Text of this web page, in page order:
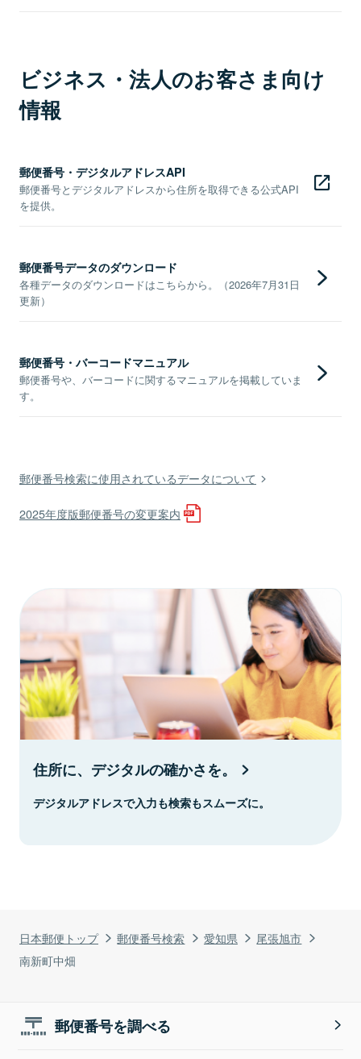
日本郵便トップ 郵便番号検索 愛知県
尾張旭市
南新町中畑
ビジネス・法人のお客さま向け
情報
郵便番号・デジタルアドレスAPI
郵便番号とデジタルアドレスから住所を取得できる公式API
を提供。
郵便番号データのダウンロード
各種データのダウンロードはこちらから。（2026年7月31日
更新）
郵便番号・バーコードマニュアル
郵便番号や、バーコードに関するマニュアルを掲載していま
す。
郵便番号検索に使用されているデータについて
2025年度版郵便番号の変更案内
住所に、デジタルの確かさを。
デジタルアドレスで入力も検索もスムーズに。
郵便番号を調べる